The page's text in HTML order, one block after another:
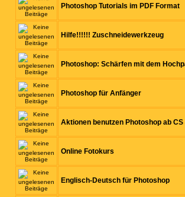
Photoshop Tutorials im PDF Format
Hilfe!!!!!! Zuschneidewerkzeug
Photoshop: Schärfen mit dem
Photoshop für Anfänger
Aktionen benutzen Photoshop ab
Online Fotokurs
Englisch-Deutsch für Photoshop